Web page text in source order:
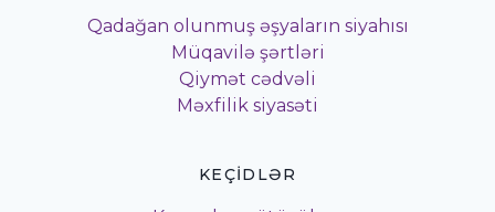
Qadağan olunmuş əşyaların siyahısı
Müqavilə şərtləri
Qiymət cədvəli
Məxfilik siyasəti
KEÇIDLƏR